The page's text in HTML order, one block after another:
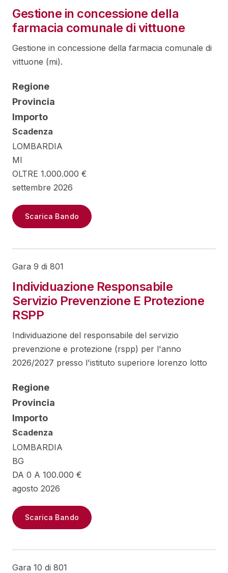
Gestione in concessione della
farmacia comunale di vittuone
Gestione in concessione della farmacia comunale di
vittuone (mi).
Regione
Provincia
Importo
Scadenza
LOMBARDIA
MI
OLTRE 1.000.000 €
settembre 2026
Scarica Bando
Gara 9 di 801
Individuazione Responsabile
Servizio Prevenzione E Protezione
RSPP
Individuazione del responsabile del servizio
prevenzione e protezione (rspp) per l'anno
2026/2027 presso l'istituto superiore lorenzo lotto
Regione
Provincia
Importo
Scadenza
LOMBARDIA
BG
DA 0 A 100.000 €
agosto 2026
Scarica Bando
Gara 10 di 801